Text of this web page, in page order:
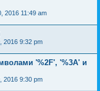
2016 11:49 am
2016 9:32 pm
'%2F', '%3А' и
2016 9:30 pm